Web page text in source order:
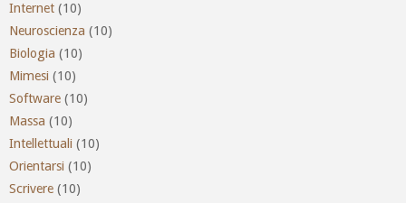
Internet (10)
Neuroscienza (10)
Biologia (10)
Mimesi (10)
Software (10)
Massa (10)
Intellettuali (10)
Orientarsi (10)
Scrivere (10)